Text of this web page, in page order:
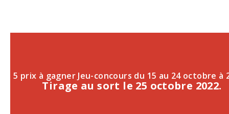
5 prix à gagner Jeu-concours du 15 au 24 octobre à
Tirage au sort le 25 octobre 2022.